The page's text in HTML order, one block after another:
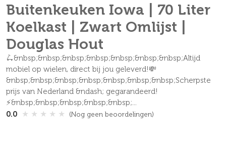
Buitenkeuken Iowa | 70 Liter
Koelkast | Zwart Omlijst |
Douglas Hout
🛴&nbsp;&nbsp;&nbsp;&nbsp;&nbsp;&nbsp;&nbsp;Altijd
mobiel op wielen, direct bij jou geleverd!💸
&nbsp;&nbsp;&nbsp;&nbsp;&nbsp;&nbsp;&nbsp;Scherpste
prijs van Nederland &ndash; gegarandeerd!
⚡&nbsp;&nbsp;&nbsp;&nbsp;&nbsp;...
0.0
★ ★ ★ ★ ★ (Nog geen beoordelingen)